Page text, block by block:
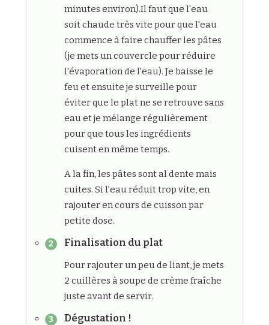
minutes environ).Il faut que l'eau
soit chaude très vite pour que l'eau
commence à faire chauffer les pâtes
(je mets un couvercle pour réduire
l'évaporation de l'eau). Je baisse le
feu et ensuite je surveille pour
éviter que le plat ne se retrouve sans
eau et je mélange régulièrement
pour que tous les ingrédients
cuisent en même temps.
A la fin, les pâtes sont al dente mais
cuites. Si l’eau réduit trop vite, en
rajouter en cours de cuisson par
petite dose.
Finalisation du plat
Pour rajouter un peu de liant, je mets
2 cuillères à soupe de crème fraîche
juste avant de servir.
Dégustation !